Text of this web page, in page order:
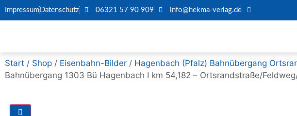
Impressum Datenschutz 06321 57 90 909 info@hekma-verlag.de
Start / Shop / Eisenbahn-Bilder / Hagenbach (Pfalz) Bahnübergang
Bahnübergang 1303 Bü Hagenbach I km 54,182 – Ortsrandstraße/